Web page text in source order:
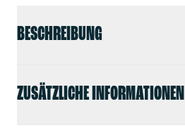
BESCHREIBUNG
ZUSÄTZLICHE INFORMATIONEN